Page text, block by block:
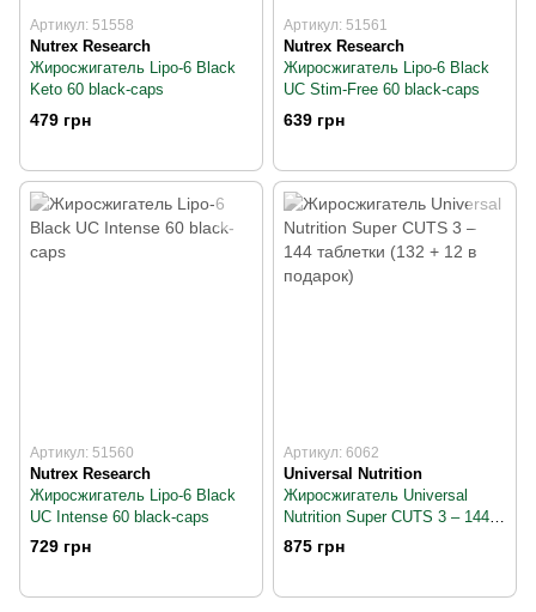
Артикул: 51558
Nutrex Research
Жиросжигатель Lipo-6 Black
Keto 60 black-caps
479 грн
Артикул: 51561
Nutrex Research
Жиросжигатель Lipo-6 Black
UC Stim-Free 60 black-caps
639 грн
Артикул: 51560
Nutrex Research
Жиросжигатель Lipo-6 Black
UC Intense 60 black-caps
729 грн
Артикул: 6062
Universal Nutrition
Жиросжигатель Universal
Nutrition Super CUTS 3 – 144
таблетки (132 + 12 в подарок)
875 грн